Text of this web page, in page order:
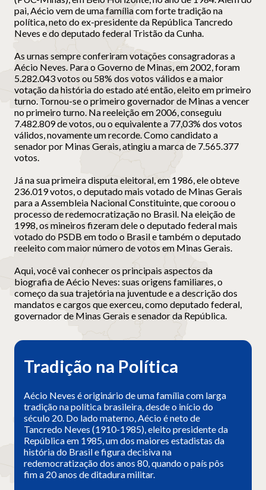
pai, Aécio vem de uma família com forte tradição na
política, neto do ex-presidente da República Tancredo
Neves e do deputado federal Tristão da Cunha.
As urnas sempre conferiram votações consagradoras a
Aécio Neves. Para o Governo de Minas, em 2002, foram
5.282.043 votos ou 58% dos votos válidos e a maior
votação da história do estado até então, eleito em primeiro
turno. Tornou-se o primeiro governador de Minas a vencer
no primeiro turno. Na reeleição em 2006, conseguiu
7.482.809 de votos, ou o equivalente a 77,03% dos votos
válidos, novamente um recorde. Como candidato a
senador por Minas Gerais, atingiu a marca de 7.565.377
votos.
Já na sua primeira disputa eleitoral, em 1986, ele obteve
236.019 votos, o deputado mais votado de Minas Gerais
para a Assembleia Nacional Constituinte, que coroou o
processo de redemocratização no Brasil. Na eleição de
1998, os mineiros fizeram dele o deputado federal mais
votado do PSDB em todo o Brasil e também o deputado
reeleito com maior número de votos em Minas Gerais.
Aqui, você vai conhecer os principais aspectos da
biografia de Aécio Neves: suas origens familiares, o
começo da sua trajetória na juventude e a descrição dos
mandatos e cargos que exerceu, como deputado federal,
governador de Minas Gerais e senador da República.
Tradição na Política
Aécio Neves é originário de uma família com larga
tradição na política brasileira, desde o início do
século 20. Do lado materno, Aécio é neto de
Tancredo Neves (1910-1985), eleito presidente da
República em 1985, um dos maiores estadistas da
história do Brasil e figura decisiva na
redemocratização dos anos 80, quando o país pôs
fim a 20 anos de ditadura militar.